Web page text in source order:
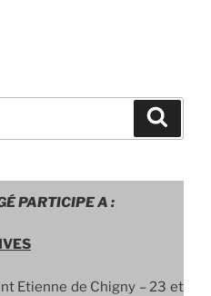
PARTICIPE A :
Etienne de Chigny – 23 et